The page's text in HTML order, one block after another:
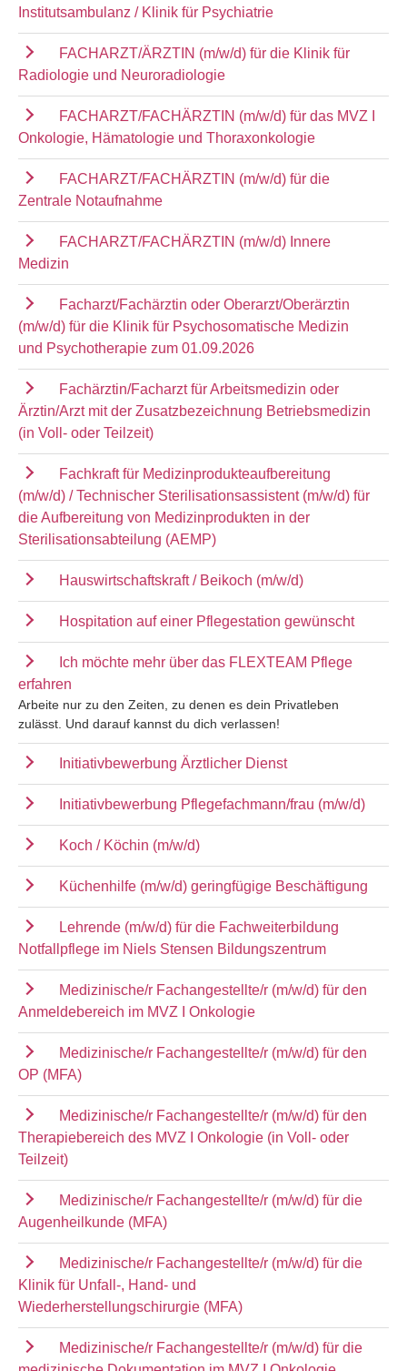
Institutsambulanz / Klinik für Psychiatrie
FACHARZT/ÄRZTIN (m/w/d) für die Klinik für
Radiologie und Neuroradiologie
FACHARZT/FACHÄRZTIN (m/w/d) für das MVZ I
Onkologie, Hämatologie und Thoraxonkologie
FACHARZT/FACHÄRZTIN (m/w/d) für die
Zentrale Notaufnahme
FACHARZT/FACHÄRZTIN (m/w/d) Innere
Medizin
Facharzt/Fachärztin oder Oberarzt/Oberärztin
(m/w/d) für die Klinik für Psychosomatische Medizin
und Psychotherapie zum 01.09.2026
Fachärztin/Facharzt für Arbeitsmedizin oder
Ärztin/Arzt mit der Zusatzbezeichnung Betriebsmedizin
(in Voll- oder Teilzeit)
Fachkraft für Medizinprodukteaufbereitung
(m/w/d) / Technischer Sterilisationsassistent (m/w/d) für
die Aufbereitung von Medizinprodukten in der
Sterilisationsabteilung (AEMP)
Hauswirtschaftskraft / Beikoch (m/w/d)
Hospitation auf einer Pflegestation gewünscht
Ich möchte mehr über das FLEXTEAM Pflege
erfahren
Arbeite nur zu den Zeiten, zu denen es dein Privatleben
zulässt. Und darauf kannst du dich verlassen!
Initiativbewerbung Ärztlicher Dienst
Initiativbewerbung Pflegefachmann/frau (m/w/d)
Koch / Köchin (m/w/d)
Küchenhilfe (m/w/d) geringfügige Beschäftigung
Lehrende (m/w/d) für die Fachweiterbildung
Notfallpflege im Niels Stensen Bildungszentrum
Medizinische/r Fachangestellte/r (m/w/d) für den
Anmeldebereich im MVZ I Onkologie
Medizinische/r Fachangestellte/r (m/w/d) für den
OP (MFA)
Medizinische/r Fachangestellte/r (m/w/d) für den
Therapiebereich des MVZ I Onkologie (in Voll- oder
Teilzeit)
Medizinische/r Fachangestellte/r (m/w/d) für die
Augenheilkunde (MFA)
Medizinische/r Fachangestellte/r (m/w/d) für die
Klinik für Unfall-, Hand- und
Wiederherstellungschirurgie (MFA)
Medizinische/r Fachangestellte/r (m/w/d) für die